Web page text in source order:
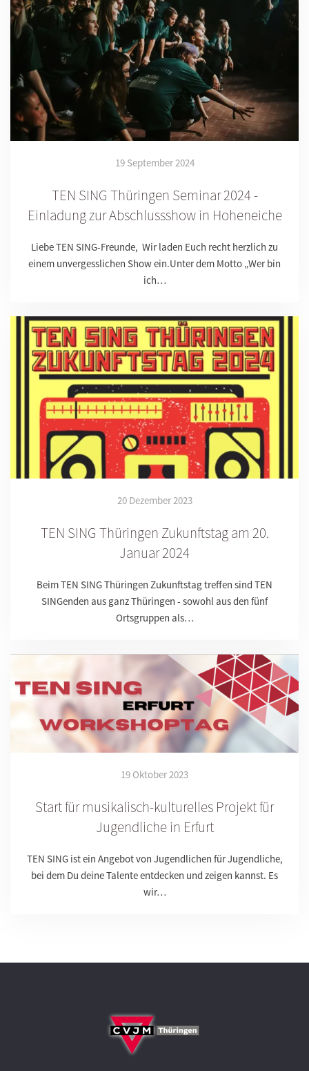
19 September 2024
TEN SING Thüringen Seminar 2024 -
Einladung zur Abschlussshow in Hoheneiche
Liebe TEN SING-Freunde, Wir laden Euch recht herzlich zu
einem unvergesslichen Show ein.Unter dem Motto „Wer bin
ich…
20 Dezember 2023
TEN SING Thüringen Zukunftstag am 20.
Januar 2024
Beim TEN SING Thüringen Zukunftstag treffen sind TEN
SINGenden aus ganz Thüringen - sowohl aus den fünf
Ortsgruppen als…
19 Oktober 2023
Start für musikalisch-kulturelles Projekt für
Jugendliche in Erfurt
TEN SING ist ein Angebot von Jugendlichen für Jugendliche,
bei dem Du deine Talente entdecken und zeigen kannst. Es
wir…